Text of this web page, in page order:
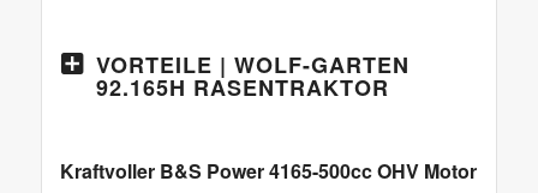
VORTEILE | WOLF-GARTEN
92.165H RASENTRAKTOR
Kraftvoller B&S Power 4165-500cc OHV Motor